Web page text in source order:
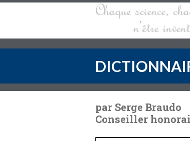
par Serge Braudo
Conseiller